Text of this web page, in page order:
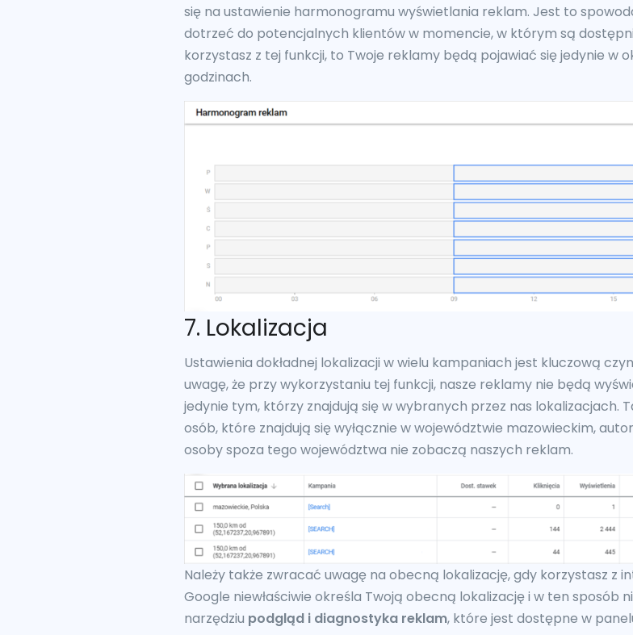
się na ustawienie harmonogramu wyświetlania reklam. Jest to
dotrzeć do potencjalnych klientów w momencie, w którym są
korzystasz z tej funkcji, to Twoje reklamy będą pojawiać się jedynie w
godzinach.
7. Lokalizacja
Ustawienia dokładnej lokalizacji w wielu kampaniach jest kluczową
uwagę, że przy wykorzystaniu tej funkcji, nasze reklamy nie będą
jedynie tym, którzy znajdują się w wybranych przez nas lokalizacjach.
osób, które znajdują się wyłącznie w województwie mazowieckim,
osoby spoza tego województwa nie zobaczą naszych reklam.
Należy także zwracać uwagę na obecną lokalizację, gdy korzystasz z
Google niewłaściwie określa Twoją obecną lokalizację i w ten sposób
narzędziu podgląd i diagnostyka reklam, które jest dostępne w